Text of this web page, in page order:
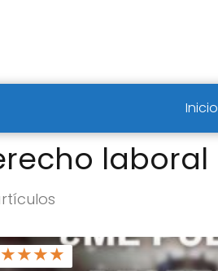
Inicio
laboral
★★★★